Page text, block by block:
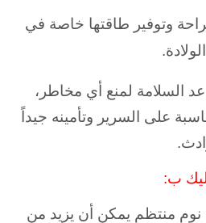
وتوفير طاقتها خاصة في
السلامة لمنع أي مخاطر،
على السرير وتأمينه جيداً
ب:
نوم منتظم يمكن أن يزيد من